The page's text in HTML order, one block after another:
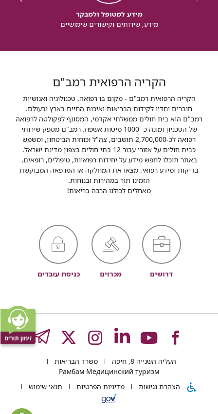
מידע למטופל ולמבקר
מידע, שירותים וקישורים שימושיים
הקריה הרפואית רמב"ם
הקריה הרפואית רמב"ם - מקום בו רפואה, טכנולוגיה ואנושיות
חוברים יחדיו לקידום הבריאות ואיכות החיים בארץ ובעולם.
רמב"ם הוא בית חולים ממשלתי אקדמי, המסונף לפקולטה לרפואה
של הטכניון ומונה כ- 1000 מיטות אשפוז. רמב"ם מספק שירותי
רפואה לכ-2,700,000 תושבים, צה"ל וכוחות הביטחון, ומשמש
כבית חולים על אזורי עבור 12 בתי חולים בצפון מדינת ישראל.
באתר תוכלו לחפש מידע על יחידות רפואיות, טיפולים, רופאים,
בדיקות ומידע רפואי. מצאו את המחלקה או המרפאה המבוקשת
הזמינו תור במהירות ובנוחות.
מאחלים לכולנו הרבה בריאות!
דרושים מכרזים כניסת עובדים
לעמוד
של
לעמוד
של
לעמוד
של
לעמוד
של
לעמוד
של
העליה השנייה 8, חיפה
משרד הבריאות
Рамбам Медицинский туризм
הצהרת נגישות
מדיניות הפרטיות תנאי שימוש